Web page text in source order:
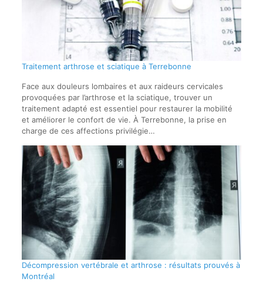
Traitement arthrose et sciatique à Terrebonne
Face aux douleurs lombaires et aux raideurs cervicales
provoquées par l’arthrose et la sciatique, trouver un
traitement adapté est essentiel pour restaurer la mobilité
et améliorer le confort de vie. À Terrebonne, la prise en
charge de ces affections privilégie…
Décompression vertébrale et arthrose : résultats prouvés à
Montréal